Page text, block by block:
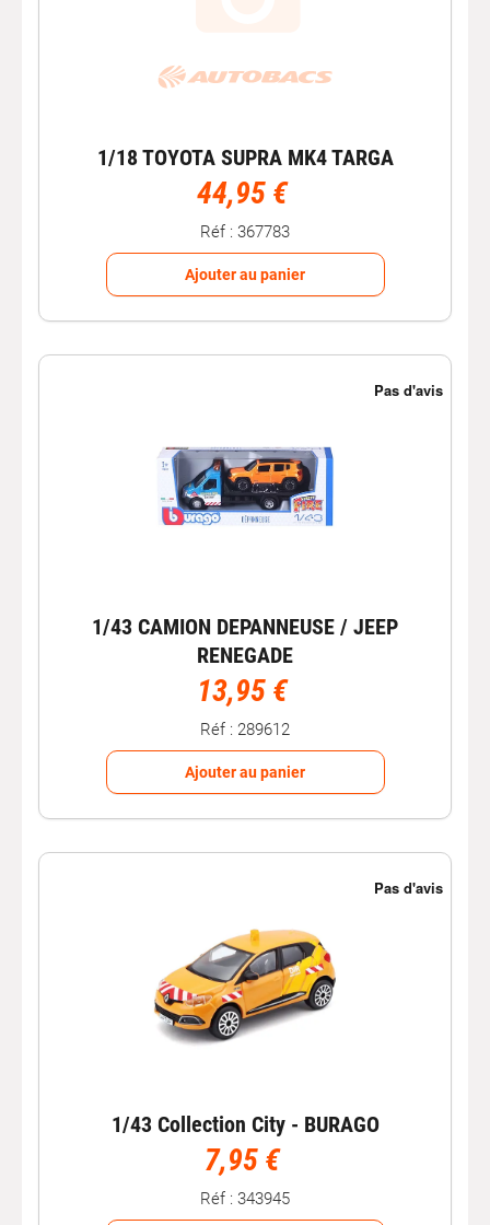
1/18 TOYOTA SUPRA MK4 TARGA
44,95 €
Réf : 367783
Ajouter au panier
1/43 CAMION DEPANNEUSE / JEEP
RENEGADE
13,95 €
Réf : 289612
Ajouter au panier
1/43 Collection City - BURAGO
7,95 €
Réf : 343945